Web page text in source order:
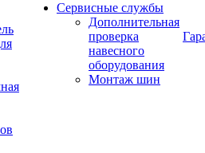
Сервисные службы
Дополнительная
проверка
навесного
оборудования
Монтаж шин